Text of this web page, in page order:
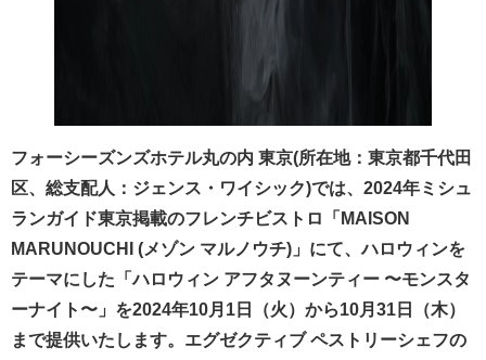
フォーシーズンズホテル丸の内 東京(所在地：東京都千代田
区、総支配人：ジェンス・ワイシック)では、2024年ミシュ
ランガイド東京掲載のフレンチビストロ「MAISON
MARUNOUCHI (メゾン マルノウチ)」にて、ハロウィンを
テーマにした「ハロウィン アフタヌーンティー 〜モンスタ
ーナイト〜」を2024年10月1日（火）から10月31日（木）
まで提供いたします。エグゼクティブ ペストリーシェフの